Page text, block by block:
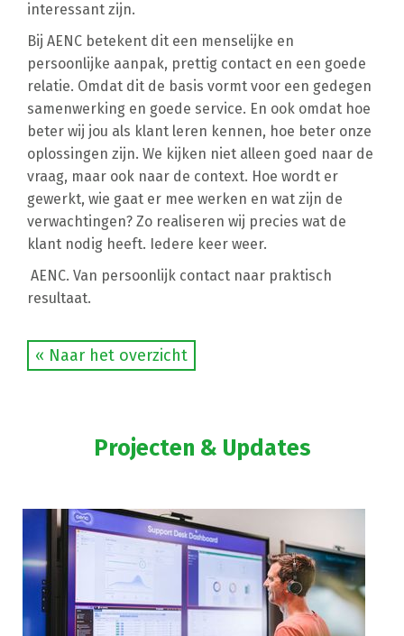
interessant zijn.
Bij AENC betekent dit een menselijke en
persoonlijke aanpak, prettig contact en een goede
relatie. Omdat dit de basis vormt voor een gedegen
samenwerking en goede service. En ook omdat hoe
beter wij jou als klant leren kennen, hoe beter onze
oplossingen zijn. We kijken niet alleen goed naar de
vraag, maar ook naar de context. Hoe wordt er
gewerkt, wie gaat er mee werken en wat zijn de
verwachtingen? Zo realiseren wij precies wat de
klant nodig heeft. Iedere keer weer.
AENC. Van persoonlijk contact naar praktisch
resultaat.
« Naar het overzicht
Projecten & Updates